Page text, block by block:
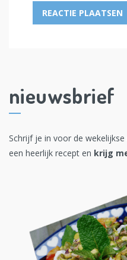
nieuwsbrief
Schrijf je in voor de
een heerlijk recept en krijg